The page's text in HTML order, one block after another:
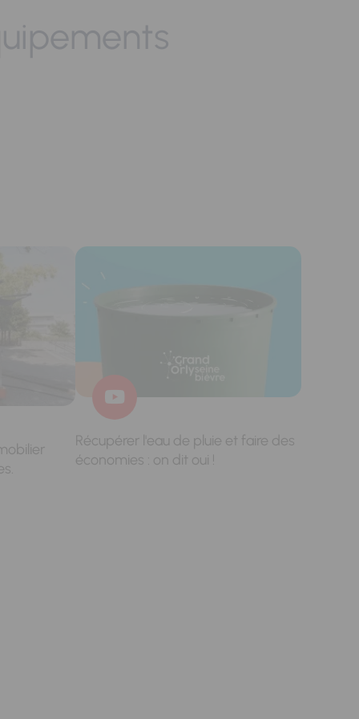
Récupérer l'eau de pluie et faire des
économies : on dit oui !